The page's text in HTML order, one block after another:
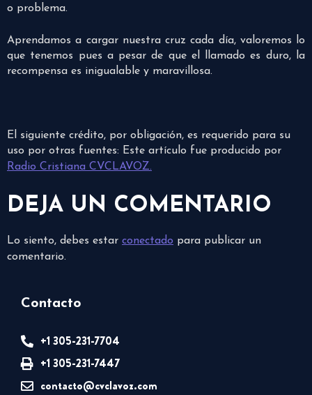
o problema.
Aprendamos a cargar nuestra cruz cada día, valoremos lo
que tenemos pues a pesar de que el llamado es duro, la
recompensa es inigualable y maravillosa.
El siguiente crédito, por obligación, es requerido para su
uso por otras fuentes: Este artículo fue producido por
Radio Cristiana CVCLAVOZ.
DEJA UN COMENTARIO
Lo siento, debes estar conectado para publicar un
comentario.
Contacto
+1 305-231-7704
+1 305-231-7447
contacto@cvclavoz.com